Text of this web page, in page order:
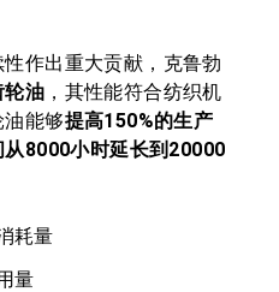
作出重大贡献，克鲁勃
轮油 ，其性能符合纺织机
能够提高150%的生产
从8000小时延长到 20000
耗量
量